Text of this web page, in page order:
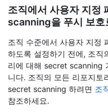
조직에서 사용자 지정
scanning을 푸시 보호
조직 수준에서 사용자 지정
하도록 설정하기 전에, 조직
리에 대해 secret scanning
니다. 조직의 모든 리포지토
secret scanning 하려면 조
참조하세요.